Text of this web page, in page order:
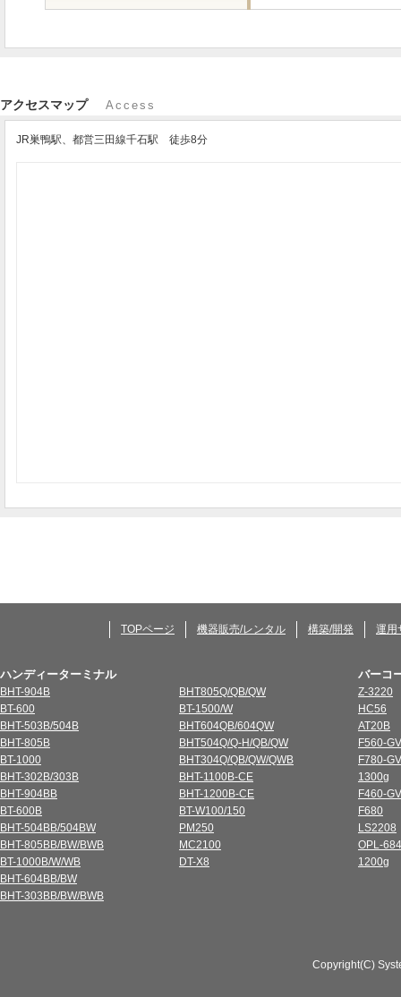
アクセスマップ Access
JR巣鴨駅、都営三田線千石駅 徒歩8分
TOPページ 機器販売/レンタル 構築/開発 運用
ハンディーターミナル
BHT-904B
BT-600
BHT-503B/504B
BHT-805B
BT-1000
BHT-302B/303B
BHT-904BB
BT-600B
BHT-504BB/504BW
BHT-805BB/BW/BWB
BT-1000B/W/WB
BHT-604BB/BW
BHT-303BB/BW/BWB
BHT805Q/QB/QW
BT-1500/W
BHT604QB/604QW
BHT504Q/Q-H/QB/QW
BHT304Q/QB/QW/QWB
BHT-1100B-CE
BHT-1200B-CE
BT-W100/150
PM250
MC2100
DT-X8
バーコ
Z-3220
HC56
AT20B
F560-GV
F780-GV
1300g
F460-GV
F680
LS2208
OPL-
1200g
Copyright(C)